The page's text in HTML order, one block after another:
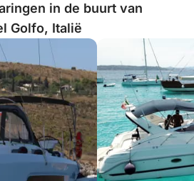
in de buurt van
Golfo, Italië